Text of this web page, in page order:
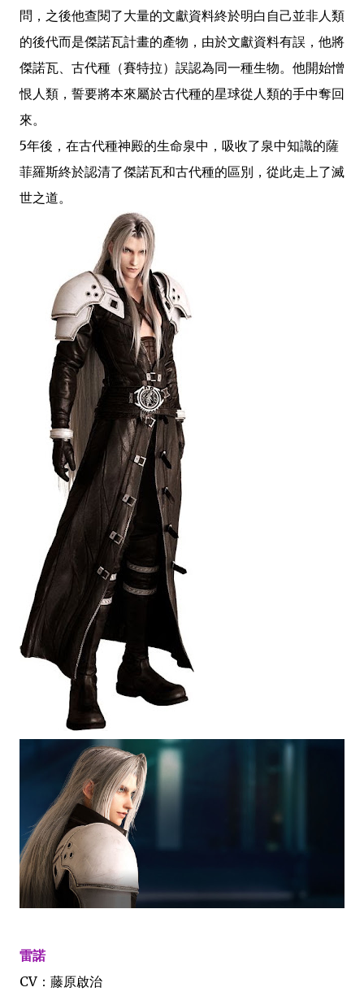
問，之後他查閱了大量的文獻資料終於明白自己並非人類
的後代而是傑諾瓦計畫的產物，由於文獻資料有誤，他將
傑諾瓦、古代種（賽特拉）誤認為同一種生物。他開始憎
恨人類，誓要將本來屬於古代種的星球從人類的手中奪回
來。
5年後，在古代種神殿的生命泉中，吸收了泉中知識的薩
菲羅斯終於認清了傑諾瓦和古代種的區別，從此走上了滅
世之道。
雷諾
CV：藤原啟治